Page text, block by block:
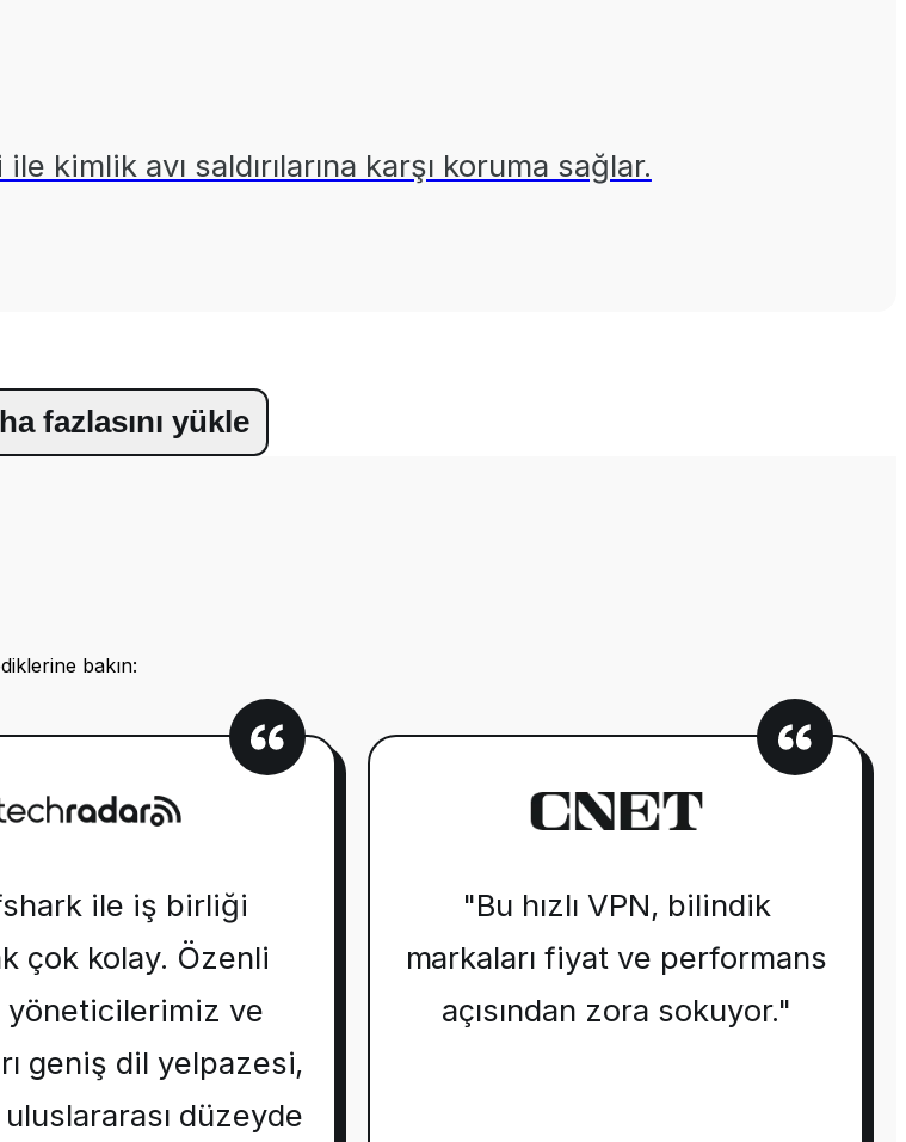
kimlik avı saldırılarına karşı koruma sağlar.
fazlasını yükle
bakın:
ile iş birliği
çok kolay. Özenli
yöneticilerimiz ve
geniş dil yelpazesi,
düzeyde
"Bu hızlı VPN, bilindik
markaları fiyat ve performans
açısından zora sokuyor."